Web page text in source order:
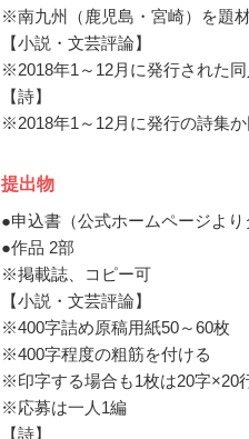
※南九州（鹿児島・宮崎）を題
【小説・文芸評論】
※2018年1～12月に発行された
【詩】
※2018年1～12月に発行の詩集
提出物
●申込書（公式ホームページより
●作品 2部
※掲載誌、コピー可
【小説・文芸評論】
※400字詰め原稿用紙50～60枚
※400字程度の粗筋を付ける
※印字する場合も1枚は20字×20
※応募は一人1編
【詩】